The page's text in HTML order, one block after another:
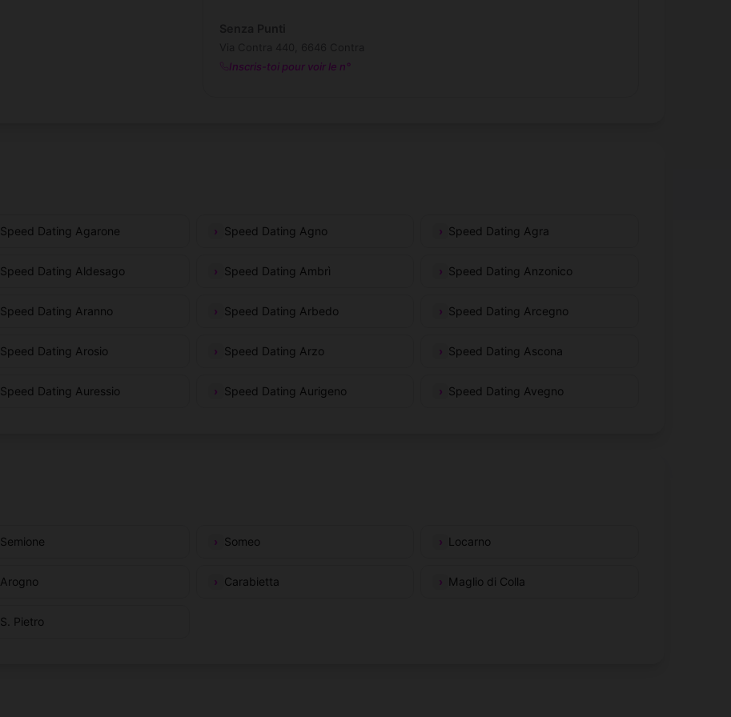
Inscris-toi pour voir le n°
Speed Dating Agarone Speed Dating Agno Speed Dating Agra
Speed Dating Aldesago Speed Dating Ambrì Speed Dating Anzonico
Speed Dating Aranno Speed Dating Arbedo Speed Dating Arcegno
Speed Dating Arosio Speed Dating Arzo Speed Dating Ascona
Speed Dating Auressio Speed Dating Aurigeno Speed Dating Avegno
Semione Someo Locarno
Arogno Carabietta Maglio di Colla
S. Pietro